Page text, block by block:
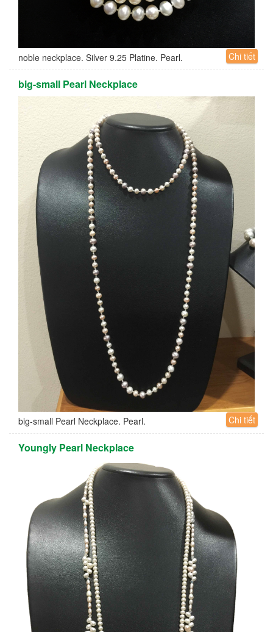
noble neckplace. Silver 9.25 Platine. Pearl. Chi tiết
big-small Pearl Neckplace
big-small Pearl Neckplace. Pearl. Chi tiết
Youngly Pearl Neckplace